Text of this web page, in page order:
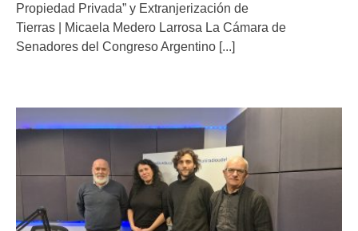
Propiedad Privada” y Extranjerización de
Tierras | Micaela Medero Larrosa La Cámara de
Senadores del Congreso Argentino [...]